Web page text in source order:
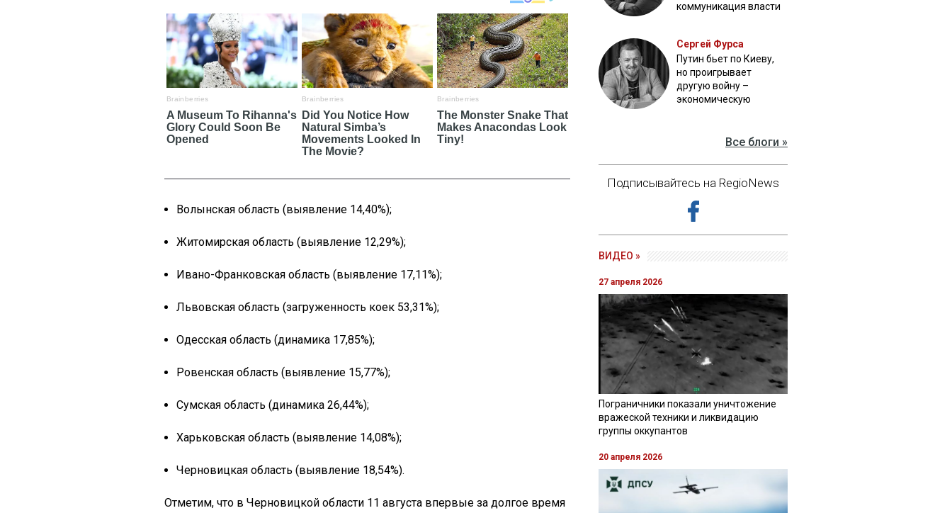
Волынская область (выявление 14,40%);
Житомирская область (выявление 12,29%);
Ивано-Франковская область (выявление 17,11%);
Львовская область (загруженность коек 53,31%);
Одесская область (динамика 17,85%);
Ровенская область (выявление 15,77%);
Сумская область (динамика 26,44%);
Харьковская область (выявление 14,08%);
Черновицкая область (выявление 18,54%).
Отметим, что в Черновицкой области 11 августа впервые за долгое время
коммуникация власти
Сергей Фурса
Путин бьет по Киеву,
но проигрывает
другую войну –
экономическую
Все блоги »
Подписывайтесь на RegioNews
ВИДЕО »
27 апреля 2026
Пограничники показали уничтожение
вражеской техники и ликвидацию
группы оккупантов
20 апреля 2026